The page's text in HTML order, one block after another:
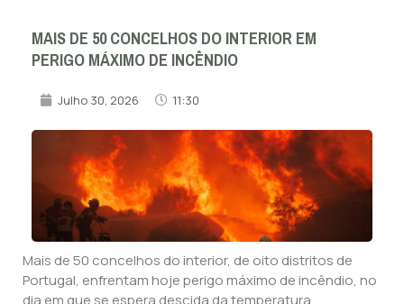
MAIS DE 50 CONCELHOS DO INTERIOR EM
PERIGO MÁXIMO DE INCÊNDIO
Julho 30, 2026 11:30
Mais de 50 concelhos do interior, de oito distritos de
Portugal, enfrentam hoje perigo máximo de incêndio, no
dia em que se espera descida da temperatura